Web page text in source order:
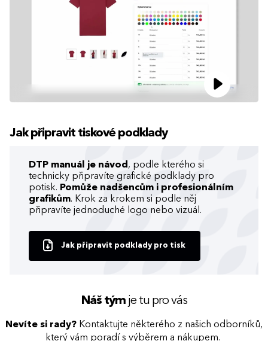
Jak připravit tiskové podklady
DTP manuál je návod , podle kterého si
technicky připravíte grafické podklady pro
potisk. Pomůže nadšencům i profesionálním
grafikům. Krok za krokem si podle něj
připravíte jednoduché logo nebo vizuál.
Jak připravit podklady pro tisk
Náš týmje tu pro vás
Nevíte si rady? Kontaktujte některého z našich odborníků,
který vám poradí s výběrem a nákupem.